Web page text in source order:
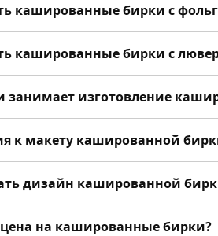
50×90, 60×100, 70×120 и
кашированные бирки с
фольгой золотом,
кашированные бирки с
основа хорошо
занимает изготовление
изготовления — от 2–3 рабочих
к макету кашированной
в PDF, AI, CDR или
дизайн кашированной
могут разработать
цена на кашированные бирки?